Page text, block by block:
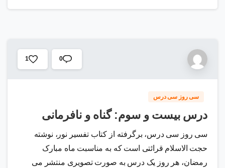
0
1
سی روز سی درس
درس بیست و سوم: گناه و نافرمانی
سی روز سی درس، برگرفته از کتاب تفسیر نور، نوشته
حجت الاسلام قرائتی است که به مناسبت ماه مبارک
رمضان، هر روز یک درس به صورت تصویری منتشر می